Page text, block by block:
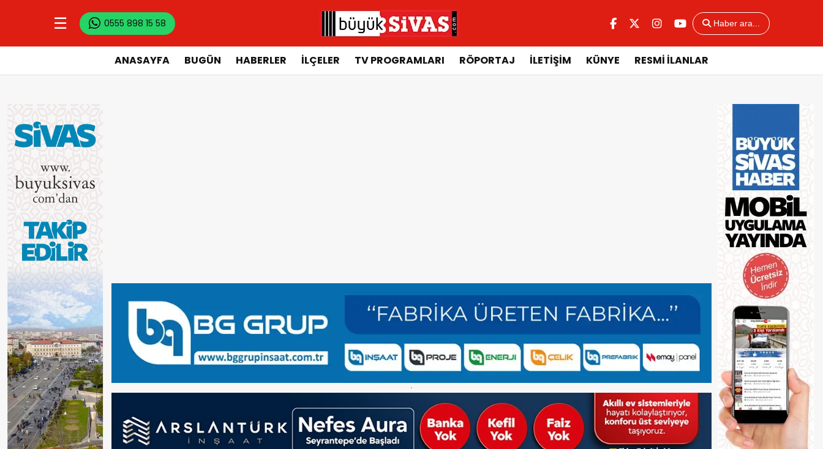
☰ 0555 898 15 58 Haber ara...
ANASAYFA BUGÜN HABERLER İLÇELER TV PROGRAMLARI RÖPORTAJ İLETİŞİM KÜNYE RESMİ İLANLAR